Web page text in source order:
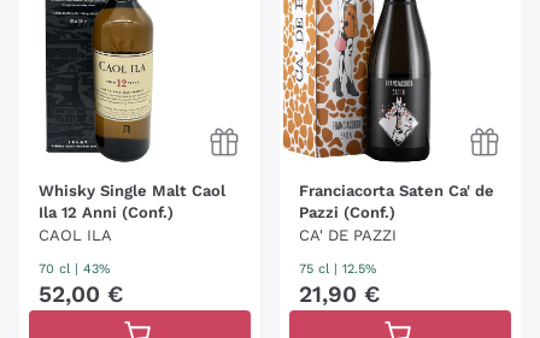
Whisky Single Malt Caol
Ila 12 Anni (Conf.)
CAOL ILA
70 cl | 43%
52,00 €
Franciacorta Saten Ca' de
Pazzi (Conf.)
CA' DE PAZZI
75 cl | 12.5%
21,90 €